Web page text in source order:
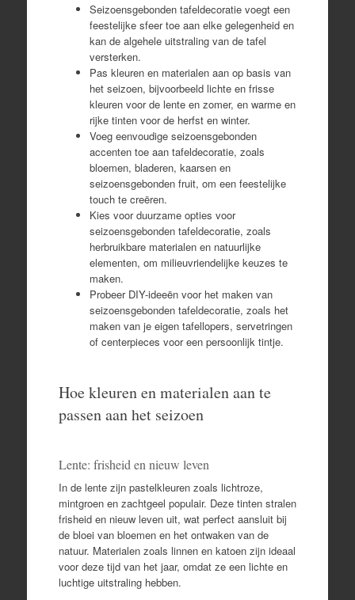
Seizoensgebonden tafeldecoratie voegt een
feestelijke sfeer toe aan elke gelegenheid en
kan de algehele uitstraling van de tafel
versterken.
Pas kleuren en materialen aan op basis van
het seizoen, bijvoorbeeld lichte en frisse
kleuren voor de lente en zomer, en warme en
rijke tinten voor de herfst en winter.
Voeg eenvoudige seizoensgebonden
accenten toe aan tafeldecoratie, zoals
bloemen, bladeren, kaarsen en
seizoensgebonden fruit, om een ​​feestelijke
touch te creëren.
Kies voor duurzame opties voor
seizoensgebonden tafeldecoratie, zoals
herbruikbare materialen en natuurlijke
elementen, om milieuvriendelijke keuzes te
maken.
Probeer DIY-ideeën voor het maken van
seizoensgebonden tafeldecoratie, zoals het
maken van je eigen tafellopers, servetringen
of centerpieces voor een persoonlijk tintje.
Hoe kleuren en materialen aan te
passen aan het seizoen
Lente: frisheid en nieuw leven
In de lente zijn pastelkleuren zoals lichtroze,
mintgroen en zachtgeel populair. Deze tinten stralen
frisheid en nieuw leven uit, wat perfect aansluit bij
de bloei van bloemen en het ontwaken van de
natuur. Materialen zoals linnen en katoen zijn ideaal
voor deze tijd van het jaar, omdat ze een lichte en
luchtige uitstraling hebben.